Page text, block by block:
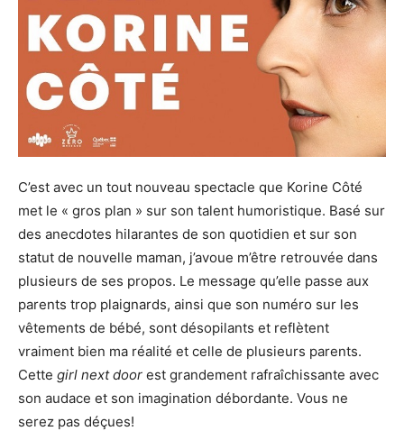
C’est avec un tout nouveau spectacle que Korine Côté
met le « gros plan » sur son talent humoristique. Basé sur
des anecdotes hilarantes de son quotidien et sur son
statut de nouvelle maman, j’avoue m’être retrouvée dans
plusieurs de ses propos. Le message qu’elle passe aux
parents trop plaignards, ainsi que son numéro sur les
vêtements de bébé, sont désopilants et reflètent
vraiment bien ma réalité et celle de plusieurs parents.
Cette girl next door est grandement rafraîchissante avec
son audace et son imagination débordante. Vous ne
serez pas déçues!